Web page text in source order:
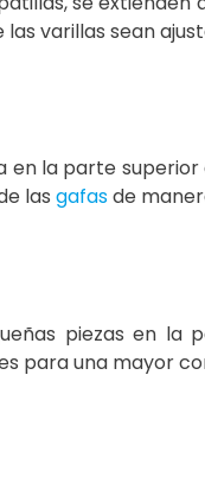
las varillas sean
en la parte
las gafasde
piezas en
para una mayor